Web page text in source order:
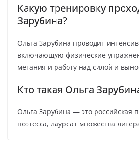
Какую тренировку
Зарубина?
Ольга Зарубина проводит
включающую физические
метания и работу над силой и
Кто такая Ольга
Ольга Зарубина — это российская
поэтесса, лауреат множества